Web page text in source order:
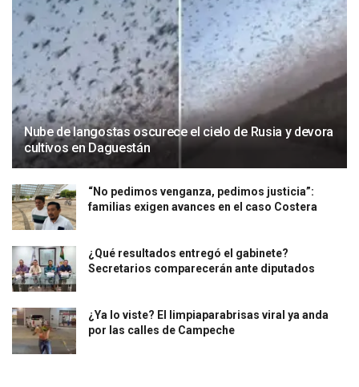
Nube de langostas oscurece el cielo de Rusia y devora
cultivos en Daguestán
“No pedimos venganza, pedimos justicia”:
familias exigen avances en el caso Costera
¿Qué resultados entregó el gabinete?
Secretarios comparecerán ante diputados
¿Ya lo viste? El limpiaparabrisas viral ya anda
por las calles de Campeche